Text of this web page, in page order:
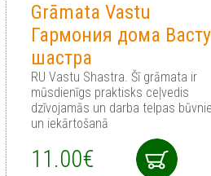
Grāmata Vastu
Гармония дома Васту
шастра
RU Vastu Shastra. Šī grāmata ir
mūsdienīgs praktisks ceļvedis
dzīvojamās un darba telpas
un iekārtošanā
11.00€